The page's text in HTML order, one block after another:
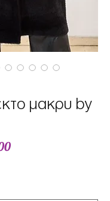
μακρυ by
Sale